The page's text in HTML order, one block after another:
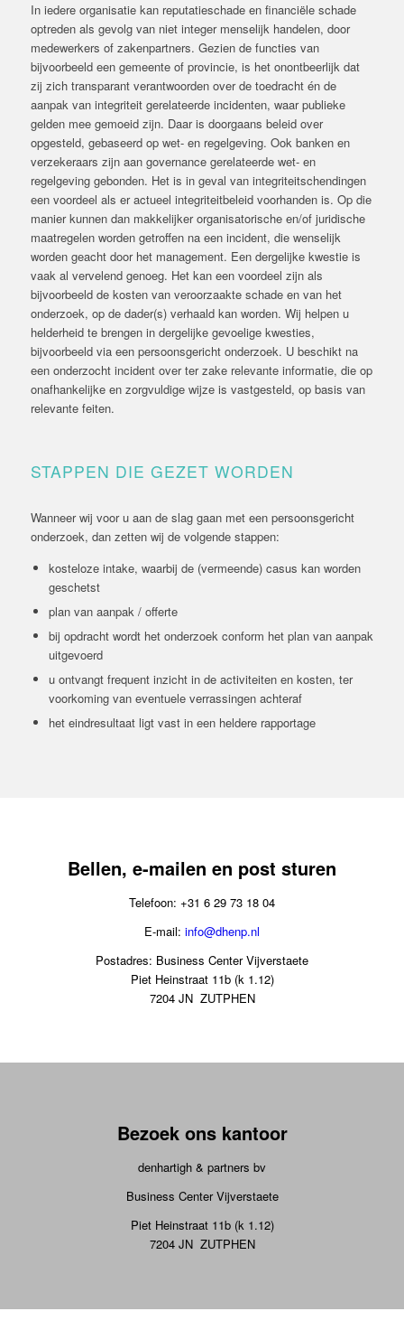
In iedere organisatie kan reputatieschade en financiële schade
optreden als gevolg van niet integer menselijk handelen, door
medewerkers of zakenpartners. Gezien de functies van
bijvoorbeeld een gemeente of provincie, is het onontbeerlijk dat
zij zich transparant verantwoorden over de toedracht én de
aanpak van integriteit gerelateerde incidenten, waar publieke
gelden mee gemoeid zijn. Daar is doorgaans beleid over
opgesteld, gebaseerd op wet- en regelgeving. Ook banken en
verzekeraars zijn aan governance gerelateerde wet- en
regelgeving gebonden. Het is in geval van integriteitschendingen
een voordeel als er actueel integriteitbeleid voorhanden is. Op die
manier kunnen dan makkelijker organisatorische en/of juridische
maatregelen worden getroffen na een incident, die wenselijk
worden geacht door het management. Een dergelijke kwestie is
vaak al vervelend genoeg. Het kan een voordeel zijn als
bijvoorbeeld de kosten van veroorzaakte schade en van het
onderzoek, op de dader(s) verhaald kan worden. Wij helpen u
helderheid te brengen in dergelijke gevoelige kwesties,
bijvoorbeeld via een persoonsgericht onderzoek. U beschikt na
een onderzocht incident over ter zake relevante informatie, die op
onafhankelijke en zorgvuldige wijze is vastgesteld, op basis van
relevante feiten.
STAPPEN DIE GEZET WORDEN
Wanneer wij voor u aan de slag gaan met een persoonsgericht
onderzoek, dan zetten wij de volgende stappen:
kosteloze intake, waarbij de (vermeende) casus kan worden
geschetst
plan van aanpak / offerte
bij opdracht wordt het onderzoek conform het plan van aanpak
uitgevoerd
u ontvangt frequent inzicht in de activiteiten en kosten, ter
voorkoming van eventuele verrassingen achteraf
het eindresultaat ligt vast in een heldere rapportage
Bellen, e-mailen en post sturen
Telefoon: +31 6 29 73 18 04
E-mail: info@dhenp.nl
Postadres: Business Center Vijverstaete
Piet Heinstraat 11b (k 1.12)
7204 JN ZUTPHEN
Bezoek ons kantoor
denhartigh & partners bv
Business Center Vijverstaete
Piet Heinstraat 11b (k 1.12)
7204 JN ZUTPHEN